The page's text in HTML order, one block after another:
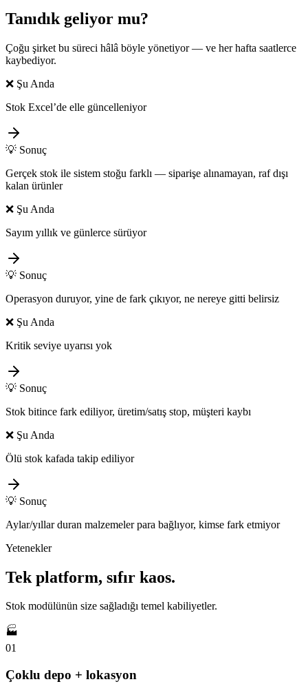
Tanıdık geliyor mu?
Çoğu şirket bu süreci hâlâ böyle yönetiyor — ve her hafta saatlerce
kaybediyor.
❌ Şu Anda
Stok Excel’de elle güncelleniyor
💡 Sonuç
Gerçek stok ile sistem stoğu farklı — siparişe alınamayan, raf dışı
kalan ürünler
❌ Şu Anda
Sayım yıllık ve günlerce sürüyor
💡 Sonuç
Operasyon duruyor, yine de fark çıkıyor, ne nereye gitti belirsiz
❌ Şu Anda
Kritik seviye uyarısı yok
💡 Sonuç
Stok bitince fark ediliyor, üretim/satış stop, müşteri kaybı
❌ Şu Anda
Ölü stok kafada takip ediliyor
💡 Sonuç
Aylar/yıllar duran malzemeler para bağlıyor, kimse fark etmiyor
Yetenekler
Tek platform, sıfır kaos.
Stok modülünün size sağladığı temel kabiliyetler.
🏭
01
Çoklu depo + lokasyon